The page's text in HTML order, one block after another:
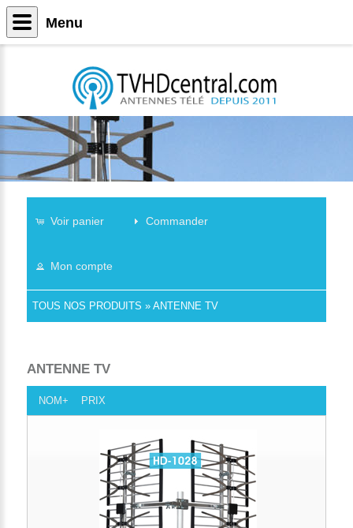
Voir panier Commander
Mon compte
TOUS NOS PRODUITS » ANTENNE TV
ANTENNE TV
NOM+ PRIX
Menu